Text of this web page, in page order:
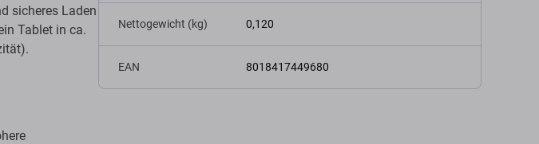
sicheres Laden
Tablet in ca.
Nettogewicht (kg) 0,120
EAN 8018417449680